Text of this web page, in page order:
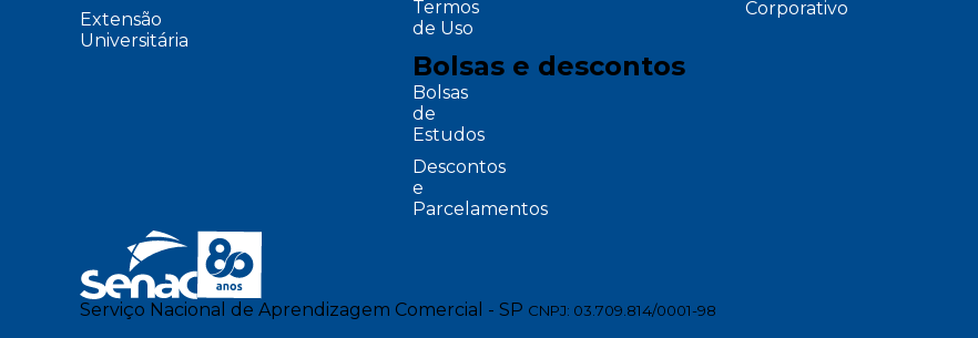
Extensão
Universitária
Termos
de Uso
Bolsas e descontos
Bolsas
de
Estudos
Descontos
e
Parcelamentos
Corporativo
Serviço Nacional de Aprendizagem Comercial - SP CNPJ: 03.709.814/0001-98